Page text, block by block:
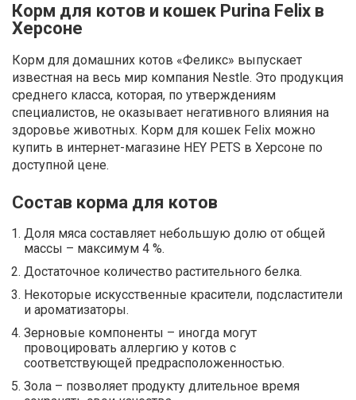
Корм для котов и кошек Purina Felix в
Херсоне
Корм для домашних котов «Феликс» выпускает
известная на весь мир компания Nestle. Это продукция
среднего класса, которая, по утверждениям
специалистов, не оказывает негативного влияния на
здоровье животных. Корм для кошек Felix можно
купить в интернет-магазине HEY PETS в Херсоне по
доступной цене.
Состав корма для котов
Доля мяса составляет небольшую долю от общей
массы – максимум 4 %.
Достаточное количество растительного белка.
Некоторые искусственные красители, подсластители
и ароматизаторы.
Зерновые компоненты – иногда могут
провоцировать аллергию у котов с
соответствующей предрасположенностью.
Зола – позволяет продукту длительное время